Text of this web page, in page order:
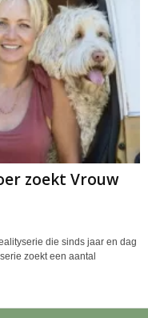
zoekt Vrouw
die sinds jaar en dag
zoekt een aantal